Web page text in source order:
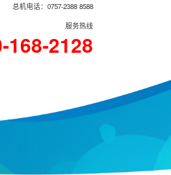
总机电话：0757-2388 8588
服务热线
168-2128